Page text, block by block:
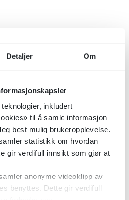
Detaljer Om
inkludert
til å samle informasjon
best mulig brukeropplevelse.
statistikk om hvordan
gir verdifull innsikt som gjør at
anonyme videoklipp av
benyttes. Dette gir verdifull
for
2021